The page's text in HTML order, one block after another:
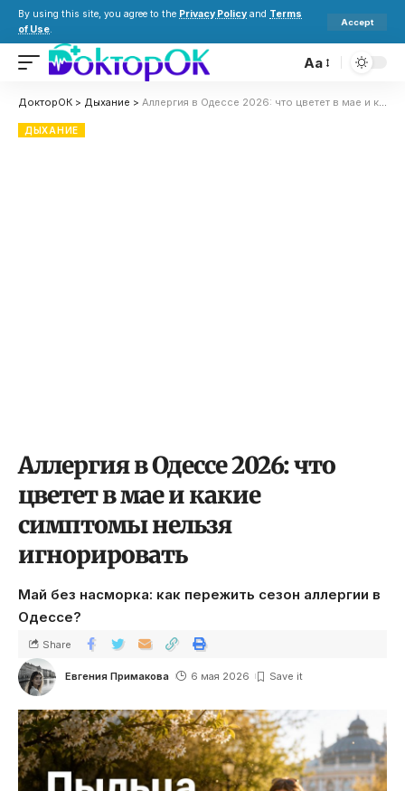
By using this site, you agree to the Privacy Policy and Terms
of Use.
Accept
Aa
ДокторОК > Дыхание > Аллергия в Одессе 2026: что цветет в мае и какие симптомы нельзя игнорировать
ДЫХАНИЕ
Аллергия в Одессе 2026: что
цветет в мае и какие
симптомы нельзя
игнорировать
Май без насморка: как пережить сезон аллергии в
Одессе?
Евгения Примакова 6 мая 2026
Share